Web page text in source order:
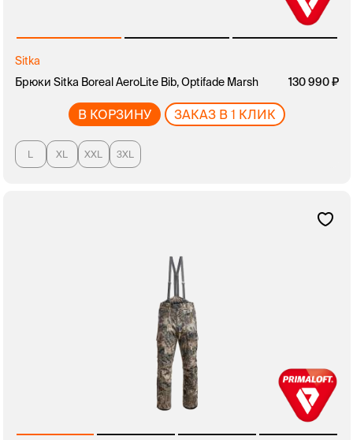
Sitka
Брюки Sitka Boreal AeroLite Bib, Optifade Marsh
130 990
В КОРЗИНУ ЗАКАЗ В 1 КЛИК
L XL XXL 3XL